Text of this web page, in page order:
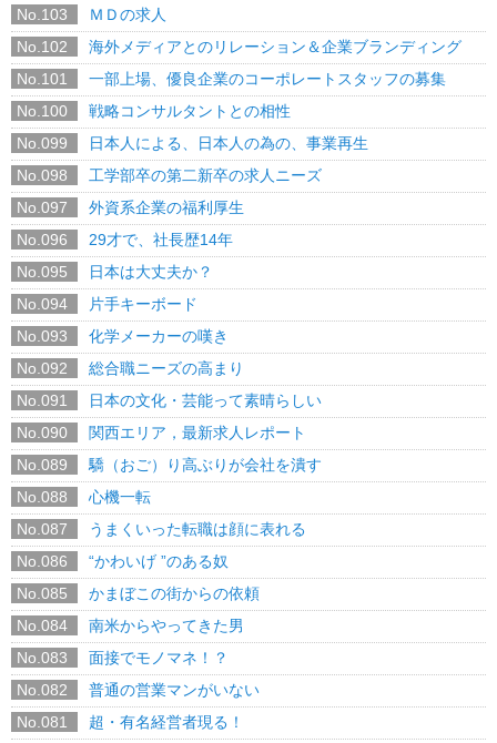
No.103
ＭＤの求人
No.102
海外メディアとのリレーション＆企業ブランディング
No.101
一部上場、優良企業のコーポレートスタッフの募集
No.100
戦略コンサルタントとの相性
No.099
日本人による、日本人の為の、事業再生
No.098
工学部卒の第二新卒の求人ニーズ
No.097
外資系企業の福利厚生
No.096
29才で、社長歴14年
No.095
日本は大丈夫か？
No.094
片手キーボード
No.093
化学メーカーの嘆き
No.092
総合職ニーズの高まり
No.091
日本の文化・芸能って素晴らしい
No.090
関西エリア，最新求人レポート
No.089
驕（おご）り高ぶりが会社を潰す
No.088
心機一転
No.087
うまくいった転職は顔に表れる
No.086
“かわいげ ”のある奴
No.085
かまぼこの街からの依頼
No.084
南米からやってきた男
No.083
面接でモノマネ！？
No.082
普通の営業マンがいない
No.081
超・有名経営者現る！